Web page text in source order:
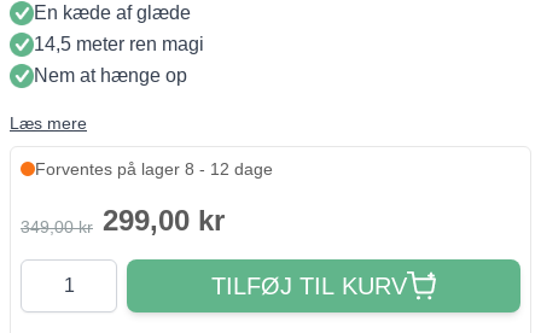
En kæde af glæde
14,5 meter ren magi
Nem at hænge op
Læs mere
Forventes på lager 8 - 12 dage
349,00 kr 299,00 kr
Antal
TILFØJ TIL KURV